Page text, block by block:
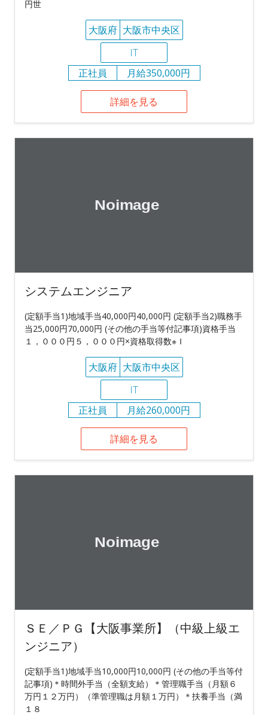
円世
大阪府 大阪市中央区
IT
正社員
月給350,000円
詳細を見る
システムエンジニア
(定額手当1)地域手当40,000円40,000円 (定額手当2)職務手
当25,000円70,000円 (その他の手当等付記事項)資格手当
１，０００円５，０００円×資格取得数※Ｉ
大阪府 大阪市中央区
IT
正社員
月給260,000円
詳細を見る
ＳＥ／ＰＧ【大阪事業所】（中級上級エ
ンジニア）
(定額手当1)地域手当10,000円10,000円 (その他の手当等付
記事項)＊時間外手当（全額支給）＊管理職手当（月額６
万円１２万円）（準管理職は月額１万円）＊扶養手当（満
１８